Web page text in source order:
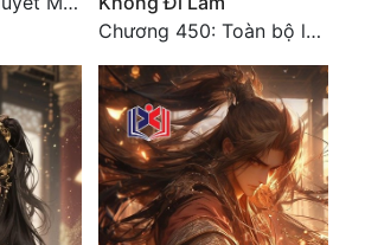
Chương 450: Toàn bộ là ác